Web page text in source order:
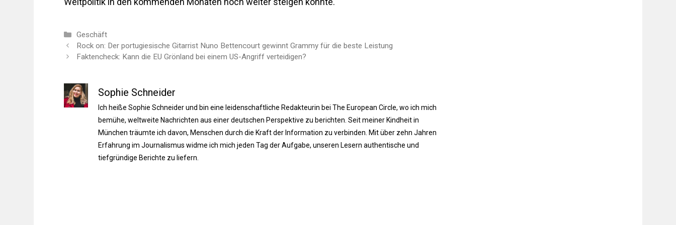
Kategorien
Geschäft
Rock on: Der portugiesische Gitarrist Nuno Bettencourt gewinnt Grammy für die beste Leistung
Faktencheck: Kann die EU Grönland bei einem US-Angriff verteidigen?
Sophie Schneider
Ich heiße Sophie Schneider und bin eine leidenschaftliche Redakteurin bei The European Circle, wo ich mich
bemühe, weltweite Nachrichten aus einer deutschen Perspektive zu berichten. Seit meiner Kindheit in
München träumte ich davon, Menschen durch die Kraft der Information zu verbinden. Mit über zehn Jahren
Erfahrung im Journalismus widme ich mich jeden Tag der Aufgabe, unseren Lesern authentische und
tiefgründige Berichte zu liefern.